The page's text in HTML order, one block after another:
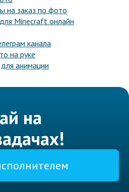
на заказ по фото
Minecraft онлайн
канала
на руке
анимации
на